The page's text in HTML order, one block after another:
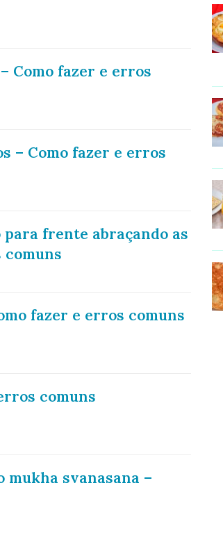
Como fazer e erros
– Como fazer e erros
frente abraçando as
comuns
fazer e erros comuns
comuns
mukha svanasana –